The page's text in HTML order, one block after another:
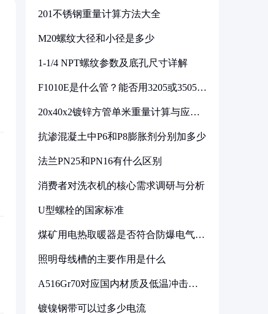
201不锈钢重量计算方法大全
M20螺纹大径和小径是多少
1-1/4 NPT螺纹参数及底孔尺寸详解
F1010E是什么管？能否用3205或3505代
20x40x2镀锌方管单米重量计算与应用
抗渗混凝土中P6和P8膨胀剂分别加多少
法兰PN25和PN16有什么区别
消费者对洗衣机的核心需求调研与分析
U型螺栓的国家标准
煤矿用电热取暖器是否符合防爆电气设
照明母线槽的主要作用是什么
A516Gr70对应国内材质及低温冲击要
镀镍钢带可以过多少电流